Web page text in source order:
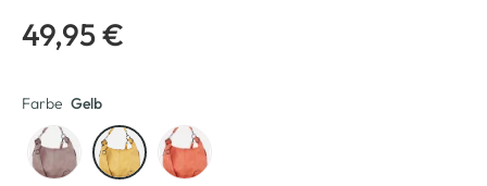
49,95 €
Farbe Gelb